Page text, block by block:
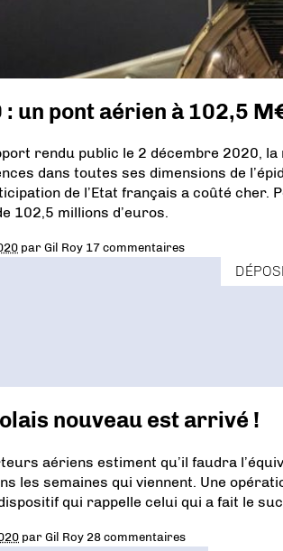
: un pont aérien à 102,5
rendu public le 2 décembre 2020, la
dans toutes ses dimensions de
de l’Etat français a coûté
102,5 millions d’euros.
parGil Roy 17 commentaires
nouveau est arrivé !
aériens estiment qu’il faudra
les semaines qui viennent. Une
qui rappelle celui qui a fait le
parGil Roy 28 commentaires